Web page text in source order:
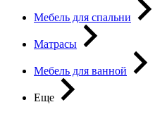
Мебель для спальни
Матрасы
Мебель для ванной
Еще